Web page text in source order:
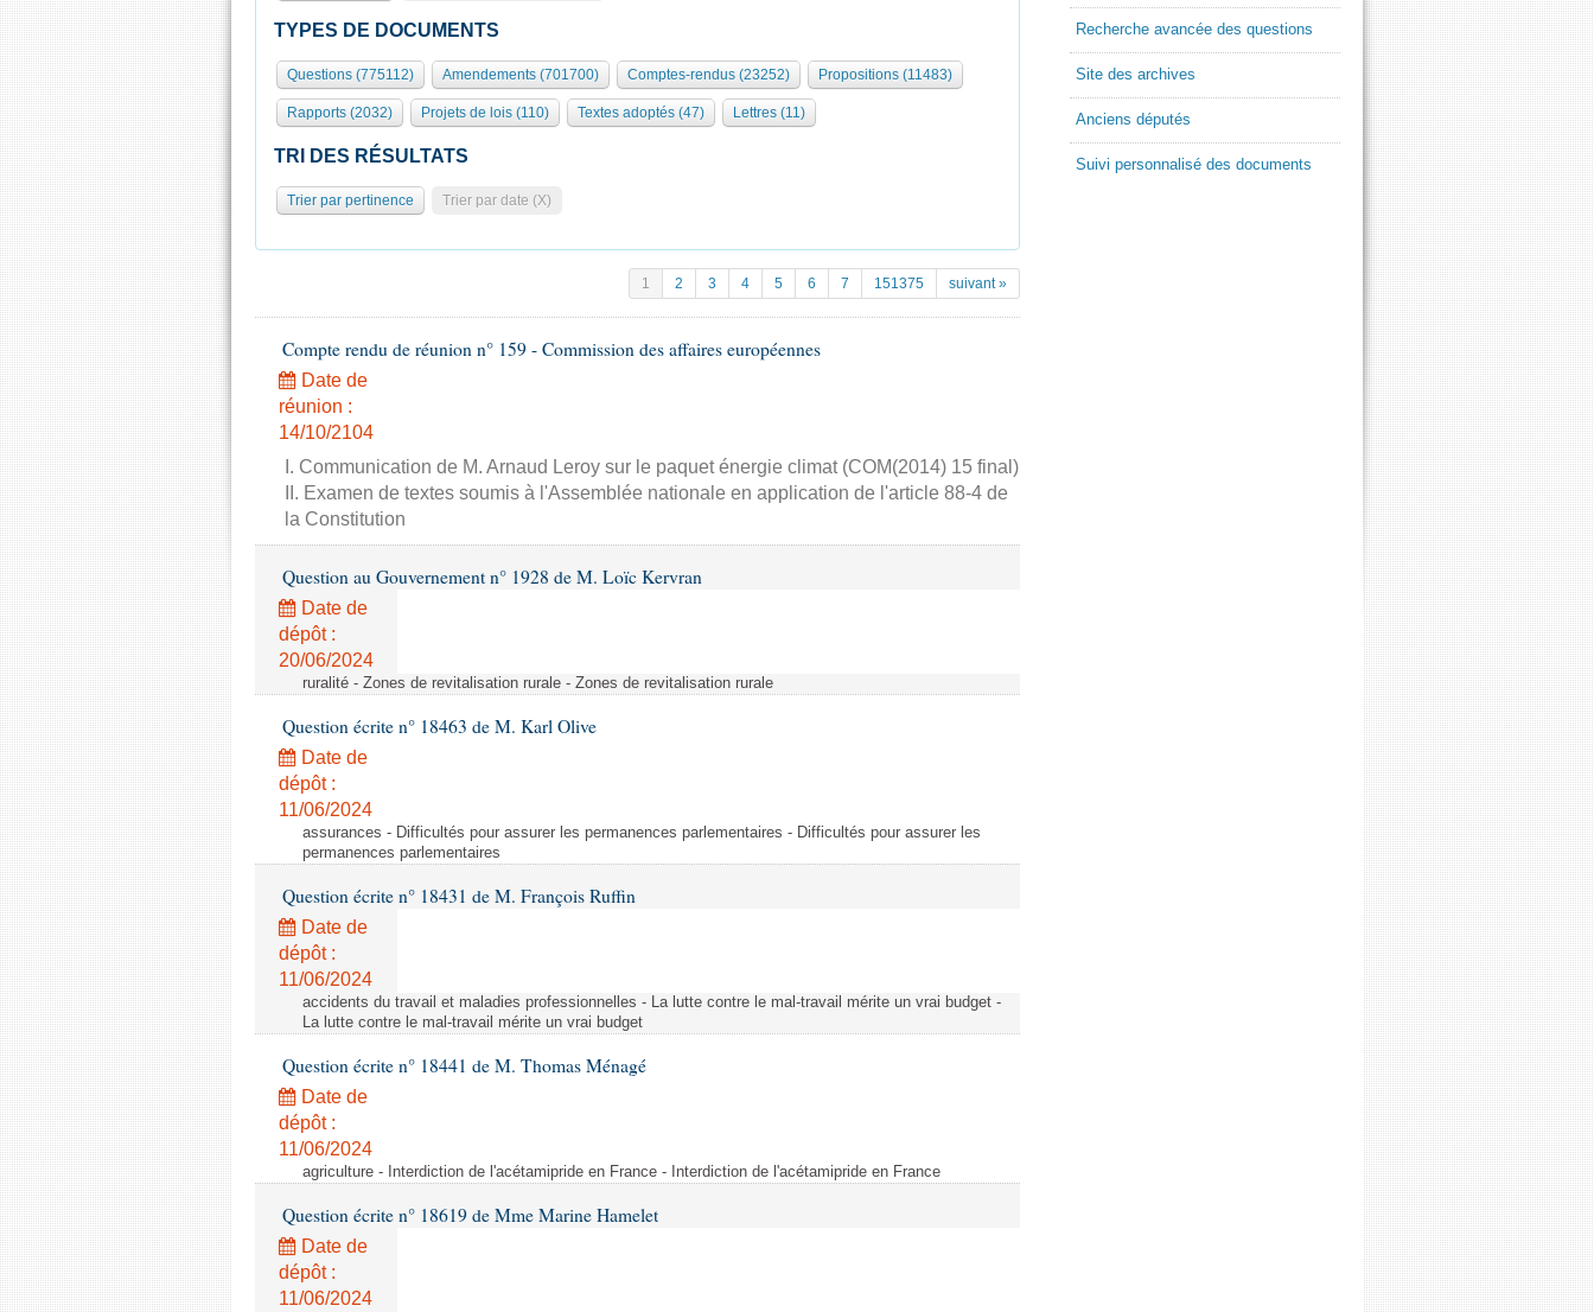
TYPES DE DOCUMENTS
Questions (775112) Amendements (701700) Comptes-rendus (23252) Propositions (11483)
Rapports (2032) Projets de lois (110) Textes adoptés (47) Lettres (11)
TRI DES RÉSULTATS
Trier par pertinence Trier par date (X)
1 2 3 4 5 6 7 151375 suivant »
Compte rendu de réunion n° 159 - Commission des affaires européennes
Date de
réunion :
14/10/2104
I. Communication de M. Arnaud Leroy sur le paquet énergie climat (COM(2014) 15 final)
II. Examen de textes soumis à l'Assemblée nationale en application de l'article 88-4 de
la Constitution
Question au Gouvernement n° 1928 de M. Loïc Kervran
Date de
dépôt :
20/06/2024
ruralité - Zones de revitalisation rurale - Zones de revitalisation rurale
Question écrite n° 18463 de M. Karl Olive
Date de
dépôt :
11/06/2024
assurances - Difficultés pour assurer les permanences parlementaires - Difficultés pour assurer les
permanences parlementaires
Question écrite n° 18431 de M. François Ruffin
Date de
dépôt :
11/06/2024
accidents du travail et maladies professionnelles - La lutte contre le mal-travail mérite un vrai budget -
La lutte contre le mal-travail mérite un vrai budget
Question écrite n° 18441 de M. Thomas Ménagé
Date de
dépôt :
11/06/2024
agriculture - Interdiction de l'acétamipride en France - Interdiction de l'acétamipride en France
Question écrite n° 18619 de Mme Marine Hamelet
Date de
dépôt :
11/06/2024
Recherche avancée des questions
Site des archives
Anciens députés
Suivi personnalisé des documents